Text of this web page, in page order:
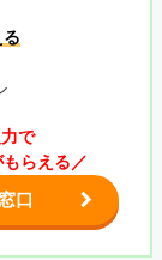
で
らえる／
口